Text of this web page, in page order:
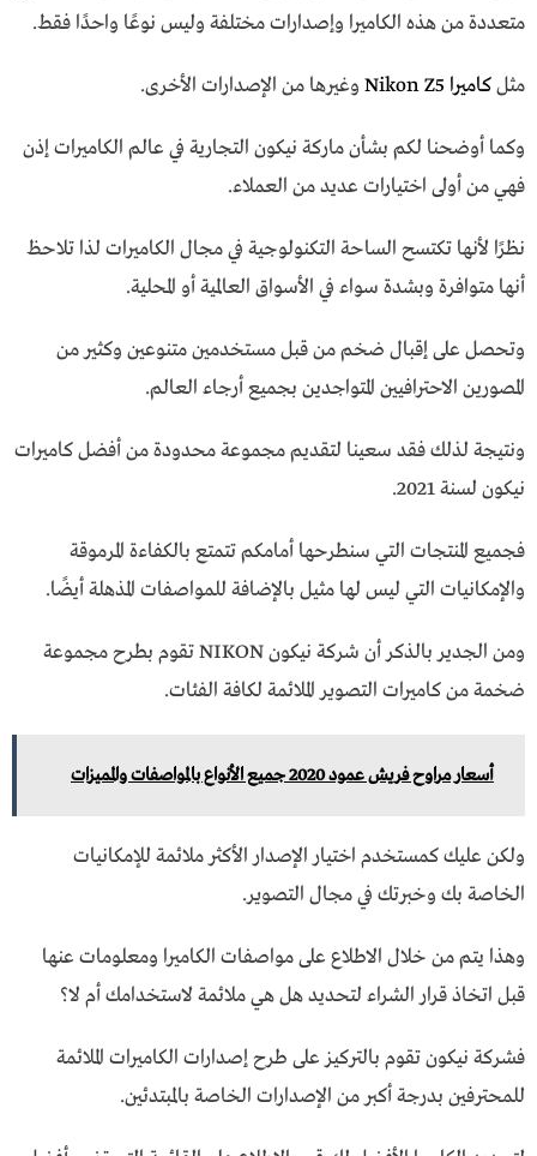
متعددة من هذه الكاميرا وإصدارات مختلفة وليس نوعًا واحدًا فقط.
مثلكاميرا Nikon Z5 وغيرها من الإصدارات الأخرى.
وكما أوضحنا لكم بشأن ماركة نيكون التجارية في عالم الكاميرات إذن
فهي من أولى اختيارات عديد من العملاء.
نظرًا لأنها تكتسح الساحة التكنولوجية في مجال الكاميرات لذا تلاحظ
أنها متوافرة وبشدة سواء في الأسواق العالمية أو المحلية.
وتحصل على إقبال ضخم من قبل مستخدمين متنوعين وكثير من
المصورين الاحترافيين المتواجدين بجميع أرجاء العالم.
ونتيجة لذلك فقد سعينا لتقديم مجموعة محدودة من أفضل كاميرات
نيكون لسنة 2021.
فجميع المنتجات التي سنطرحها أمامكم تتمتع بالكفاءة المرموقة
والإمكانيات التي ليس لها مثيل بالإضافة للمواصفات المذهلة أيضًا.
ومن الجدير بالذكر أن شركة نيكون NIKON تقوم بطرح مجموعة
ضخمة من كاميرات التصوير الملائمة لكافة الفئات.
أسعار مراوح فريش عمود 2020 جميع الأنواع بالمواصفات والمميزات
ولكن عليك كمستخدم اختيار الإصدار الأكثر ملائمة للإمكانيات
الخاصة بك وخبرتك في مجال التصوير.
وهذا يتم من خلال الاطلاع على مواصفات الكاميرا ومعلومات عنها
قبل اتخاذ قرار الشراء لتحديد هل هي ملائمة لاستخدامك أم لا؟
فشركة نيكون تقوم بالتركيز على طرح إصدارات الكاميرات الملائمة
للمحترفين بدرجة أكبر من الإصدارات الخاصة بالمبتدئين.